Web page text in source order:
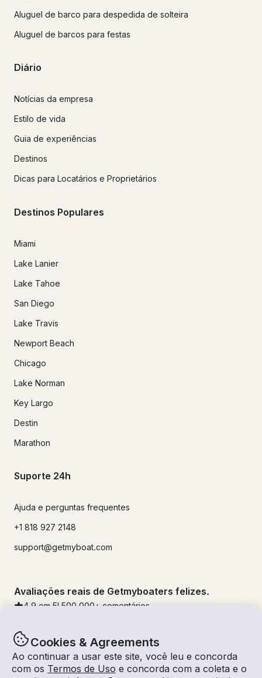
Cookies & Agreements
Ao continuar a usar este site, você leu e concorda
com os Termos de Uso e concorda com a coleta e o
Aluguel de barco para despedida de solteira
Aluguel de barcos para festas
Diário
Notícias da empresa
Estilo de vida
Guia de experiências
Destinos
Dicas para Locatários e Proprietários
Destinos Populares
Miami
Lake Lanier
Lake Tahoe
San Diego
Lake Travis
Newport Beach
Chicago
Lake Norman
Key Largo
Destin
Marathon
Suporte 24h
Ajuda e perguntas frequentes
+1 818 927 2148
support@getmyboat.com
Avaliações reais de Getmyboaters felizes.
4.9 em 5! 500,000 + comentários